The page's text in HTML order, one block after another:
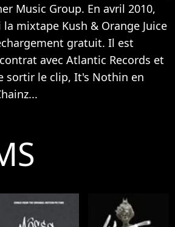
Music Group. En avril 2010,
mixtape Kush & Orange Juice
gratuit. Il est
avec Atlantic Records et
sortir le clip, It's Nothin en